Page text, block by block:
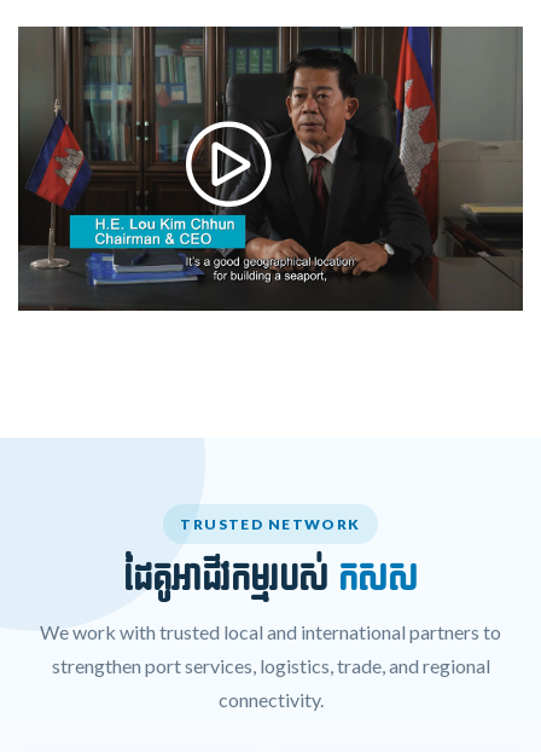
TRUSTED NETWORK
ដៃគូអាជីវកម្មរបស់ កសស
We work with trusted local and international partners to
strengthen port services, logistics, trade, and regional
connectivity.